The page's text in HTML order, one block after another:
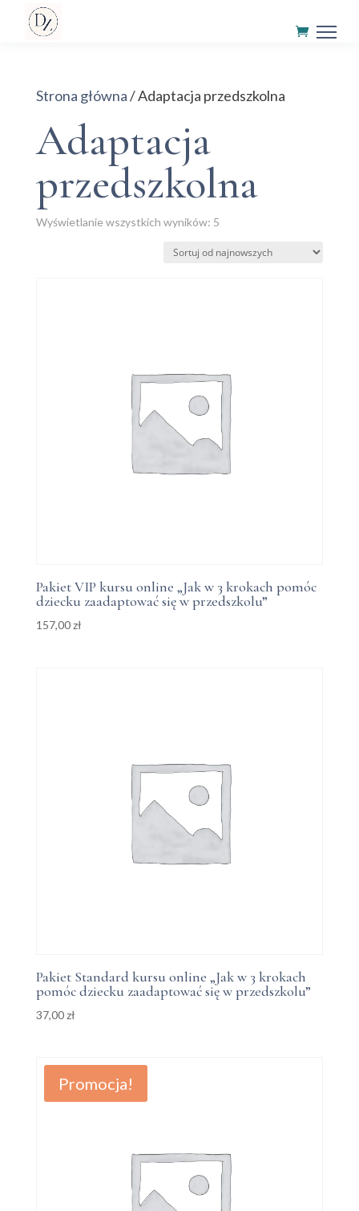
Strona główna/ Adaptacja przedszkolna
Adaptacja
przedszkolna
Wyświetlanie wszystkich wyników: 5Posortowane
najnowszych
Pakiet VIP kursu online „Jak w 3 krokach pomóc
dziecku zaadaptować się w przedszkolu”
157,00zł
Pakiet Standard kursu online „Jak w 3 krokach
pomóc dziecku zaadaptować się w przedszkolu”
37,00zł
Promocja!